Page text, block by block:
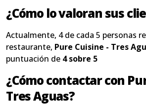
¿Cómo lo valoran sus
Actualmente, 4 de cada 5 personas
restaurante, Pure Cuisine - Tres
puntuación de 4 sobre 5
¿Cómo contactar con
Tres Aguas?